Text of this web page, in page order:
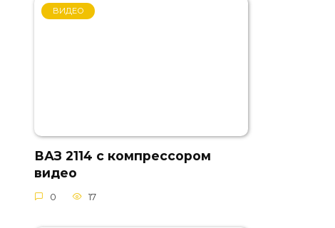
ВИДЕО
ВАЗ 2114 с компрессором
видео
0 17